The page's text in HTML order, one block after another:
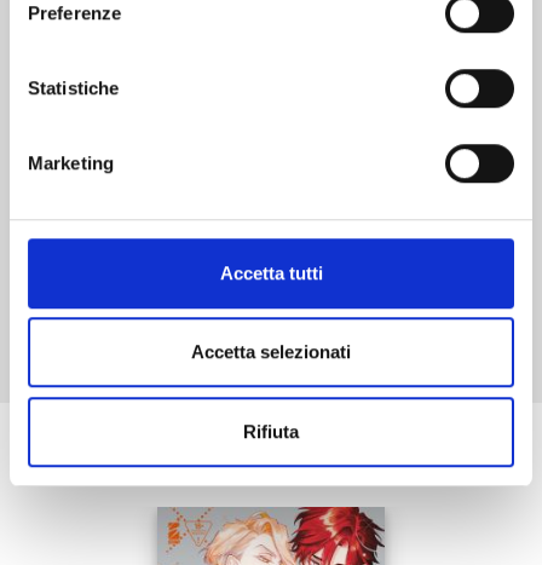
Preferenze
Statistiche
Marketing
Accetta tutti
Accetta selezionati
Rifiuta
Mostra tutto
Se ti è piaciuto prova anche: